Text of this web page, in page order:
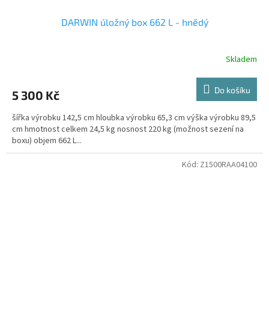
DARWIN úložný box 662 L - hnědý
Skladem
5 300 Kč Do košíku
šířka výrobku 142,5 cm hloubka výrobku 65,3 cm výška výrobku 89,5
cm hmotnost celkem 24,5 kg nosnost 220 kg (možnost sezení na
boxu) objem 662 L...
Kód: Z1500RAA04100